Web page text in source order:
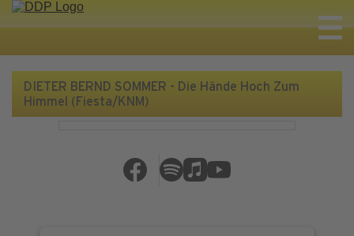
DIETER BERND SOMMER - Die Hände Hoch Zum
Himmel (Fiesta/KNM)